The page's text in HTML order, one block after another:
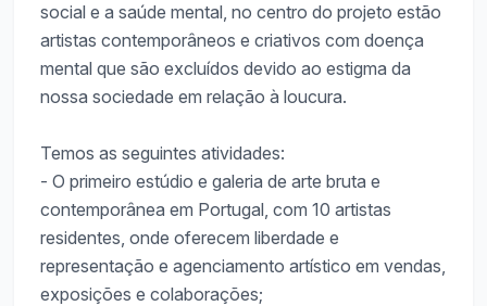
social e a saúde mental, no centro do projeto estão
artistas contemporâneos e criativos com doença
mental que são excluídos devido ao estigma da
nossa sociedade em relação à loucura.
Temos as seguintes atividades:
- O primeiro estúdio e galeria de arte bruta e
contemporânea em Portugal, com 10 artistas
residentes, onde oferecem liberdade e
representação e agenciamento artístico em vendas,
exposições e colaborações;